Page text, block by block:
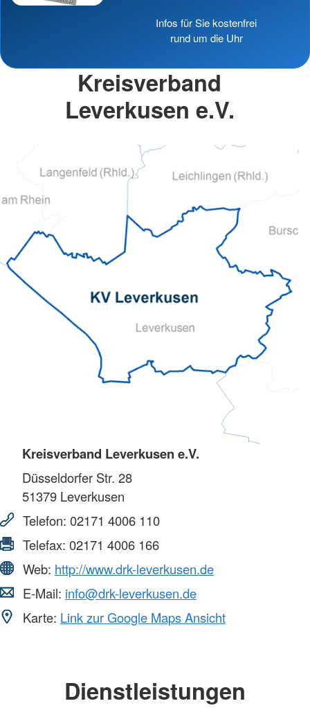
Infos für Sie kostenfrei
rund um die Uhr
Kreisverband
Leverkusen e.V.
Kreisverband Leverkusen e.V.
Düsseldorfer Str. 28
51379 Leverkusen
Telefon: 02171 4006 110
Telefax: 02171 4006 166
Web: http://www.drk-leverkusen.de
E-Mail: info@drk-leverkusen.de
Karte: Link zur Google Maps Ansicht
Dienstleistungen